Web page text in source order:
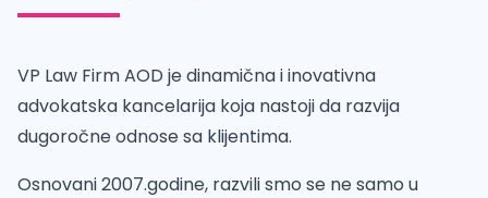
VP Law Firm AOD je dinamična i inovativna
advokatska kancelarija koja nastoji da razvija
dugoročne odnose sa klijentima.
Osnovani 2007.godine, razvili smo se ne samo u